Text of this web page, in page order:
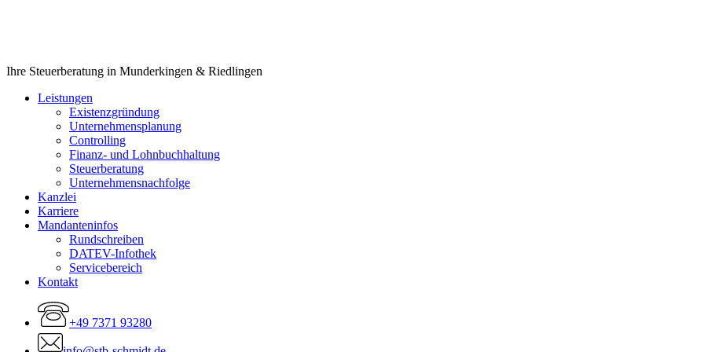
Close
Ihre Steuerberatung in Munderkingen & Riedlingen
Leistungen
Existenzgründung
Unternehmensplanung
Controlling
Finanz- und Lohnbuchhaltung
Steuerberatung
Unternehmensnachfolge
Kanzlei
Karriere
Mandanteninfos
Rundschreiben
DATEV-Infothek
Servicebereich
Kontakt
+49 7371 93280